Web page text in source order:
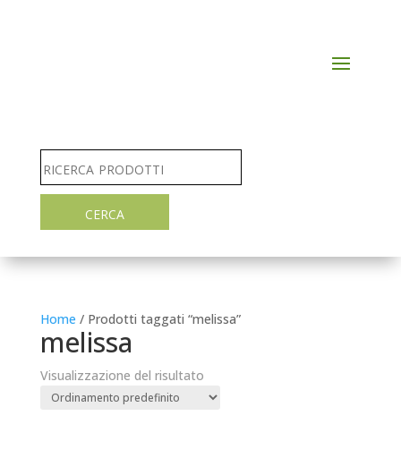
Home / Prodotti taggati “melissa”
melissa
Visualizzazione del risultato